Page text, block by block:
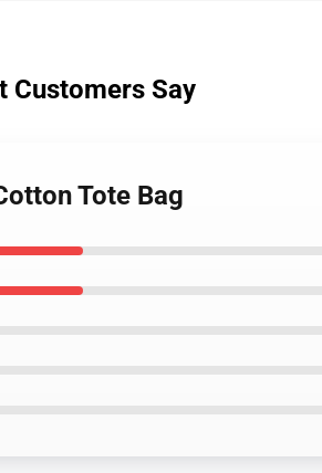
Customers Say
Tote Bag